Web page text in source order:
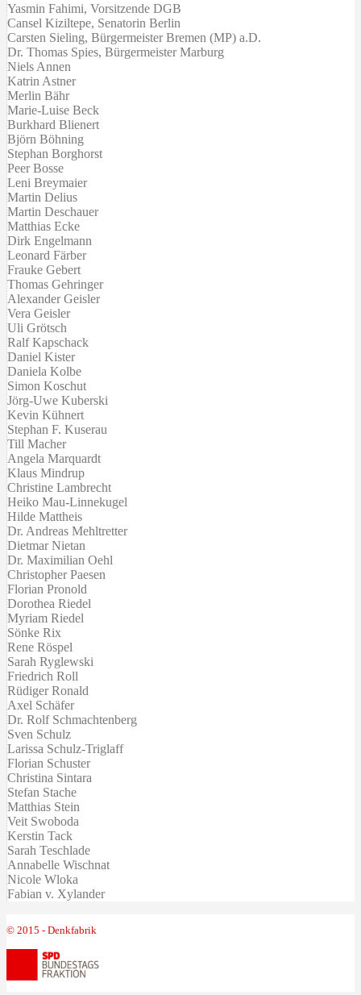
Yasmin Fahimi, Vorsitzende DGB
Cansel Kiziltepe, Senatorin Berlin
Carsten Sieling, Bürgermeister Bremen (MP) a.D.
Dr. Thomas Spies, Bürgermeister Marburg
Niels Annen
Katrin Astner
Merlin Bähr
Marie-Luise Beck
Burkhard Blienert
Björn Böhning
Stephan Borghorst
Peer Bosse
Leni Breymaier
Martin Delius
Martin Deschauer
Matthias Ecke
Dirk Engelmann
Leonard Färber
Frauke Gebert
Thomas Gehringer
Alexander Geisler
Vera Geisler
Uli Grötsch
Ralf Kapschack
Daniel Kister
Daniela Kolbe
Simon Koschut
Jörg-Uwe Kuberski
Kevin Kühnert
Stephan F. Kuserau
Till Macher
Angela Marquardt
Klaus Mindrup
Christine Lambrecht
Heiko Mau-Linnekugel
Hilde Mattheis
Dr. Andreas Mehltretter
Dietmar Nietan
Dr. Maximilian Oehl
Christopher Paesen
Florian Pronold
Dorothea Riedel
Myriam Riedel
Sönke Rix
Rene Röspel
Sarah Ryglewski
Friedrich Roll
Rüdiger Ronald
Axel Schäfer
Dr. Rolf Schmachtenberg
Sven Schulz
Larissa Schulz-Triglaff
Florian Schuster
Christina Sintara
Stefan Stache
Matthias Stein
Veit Swoboda
Kerstin Tack
Sarah Teschlade
Annabelle Wischnat
Nicole Wloka
Fabian v. Xylander
© 2015 - Denkfabrik